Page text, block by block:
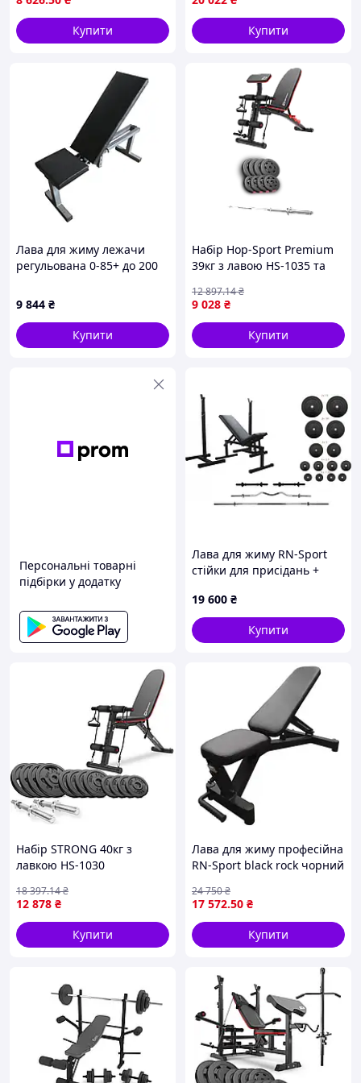
Купити
Купити
Лава для жиму лежачи
регульована 0-85+ до 200
9 844 ₴
Купити
Набір Hop-Sport Premium
39кг з лавою HS-1035 та
9 028 ₴
12 897.14₴
Купити
Персональні товарні
підбірки у додатку
Лава для жиму RN-Sport
стійки для присідань +
19 600 ₴
Купити
Набір STRONG 40кг з
лавкою HS-1030
12 878 ₴
18 397.14₴
Купити
Лава для жиму професійна
RN-Sport black rock чорний
17 572.50 ₴
24 750₴
Купити